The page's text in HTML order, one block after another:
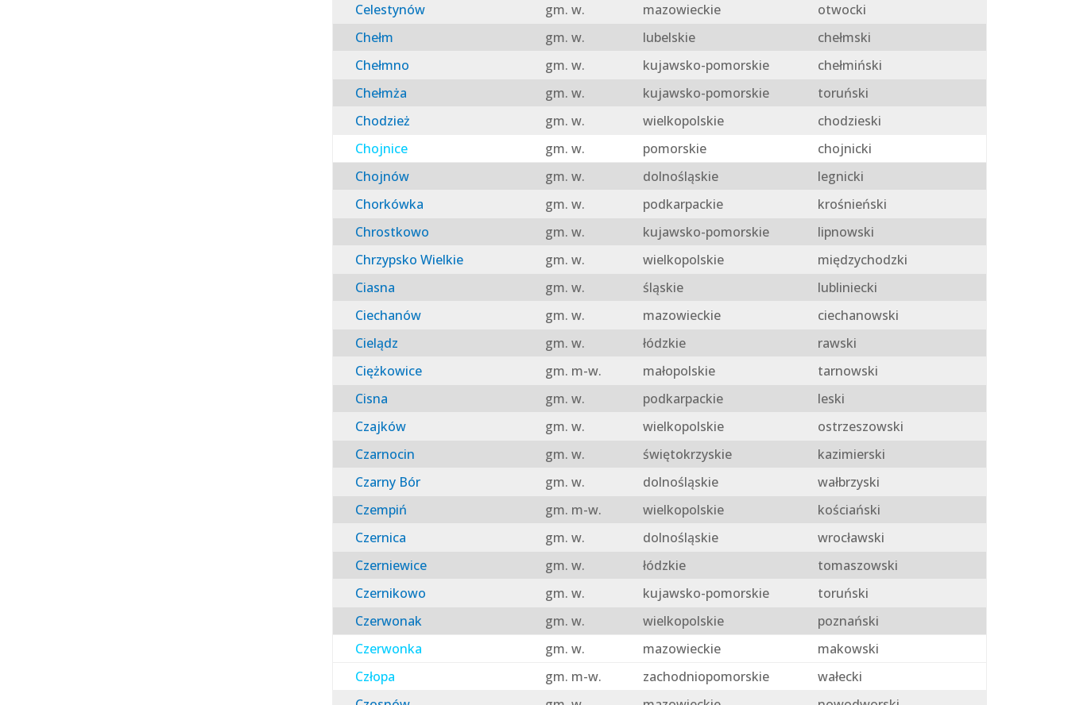
Celestynów
gm. w. mazowieckie
otwocki
Chełm
gm. w. lubelskie
chełmski
Chełmno
gm. w. kujawsko-pomorskie
chełmiński
Chełmża
gm. w. kujawsko-pomorskie
toruński
Chodzież
gm. w. wielkopolskie
chodzieski
Chojnice
gm. w. pomorskie
chojnicki
Chojnów
gm. w. dolnośląskie
legnicki
Chorkówka
gm. w. podkarpackie
krośnieński
Chrostkowo
gm. w. kujawsko-pomorskie
lipnowski
Chrzypsko Wielkie
gm. w. wielkopolskie
międzychodzki
Ciasna
gm. w. śląskie
lubliniecki
Ciechanów
gm. w. mazowieckie
ciechanowski
Cielądz
gm. w. łódzkie
rawski
Ciężkowice
gm. m-w. małopolskie
tarnowski
Cisna
gm. w. podkarpackie
leski
Czajków
gm. w. wielkopolskie
ostrzeszowski
Czarnocin
gm. w. świętokrzyskie
kazimierski
Czarny Bór
gm. w. dolnośląskie
wałbrzyski
Czempiń
gm. m-w. wielkopolskie
kościański
Czernica
gm. w. dolnośląskie
wrocławski
Czerniewice
gm. w. łódzkie
tomaszowski
Czernikowo
gm. w. kujawsko-pomorskie
toruński
Czerwonak
gm. w. wielkopolskie
poznański
Czerwonka
gm. w. mazowieckie
makowski
Człopa
gm. m-w. zachodniopomorskie
wałecki